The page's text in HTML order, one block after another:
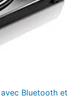
Bluetooth et